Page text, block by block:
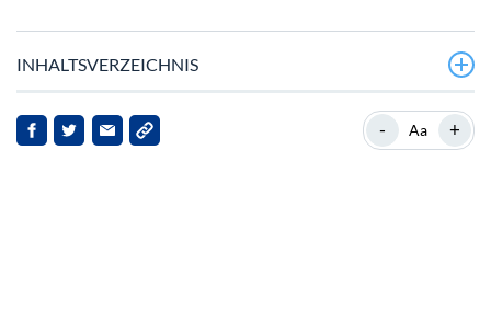
INHALTSVERZEICHNIS
Sei Network stellt mit 28 Millionen aktiven
Brieftaschen einen neuen Rekord auf
- Aa +